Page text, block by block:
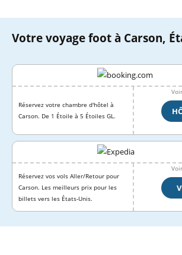
Votre voyage foot à Carson,
Réservez votre chambre d'hôtel à
Carson. De 1 Étoile à 5 Étoiles GL.
Réservez vos vols Aller/Retour pour
Carson. Les meilleurs prix pour les
billets vers les États-Unis.